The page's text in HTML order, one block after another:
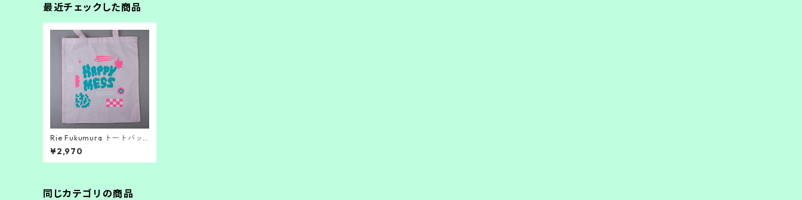
最近チェックした商品
Rie Fukumura トートバッ
グ。
¥2,970
同じカテゴリの商品